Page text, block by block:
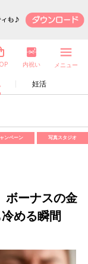
妊活
内祝い メニュー
ンペーン 写真スタジオ
ボーナスの金
める瞬間